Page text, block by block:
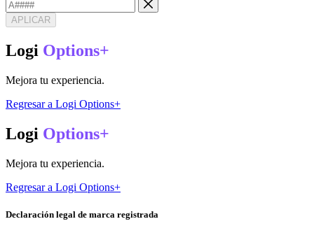
APLICAR
Logi Options+
Mejora tu experiencia.
Regresar a Logi Options+
Logi Options+
Mejora tu experiencia.
Regresar a Logi Options+
Declaración legal de marca registrada